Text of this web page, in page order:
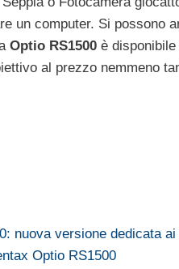
un computer. Si possono
Optio RS1500 è
al prezzo nemmeno
nuova versione dedicata
Optio RS1500